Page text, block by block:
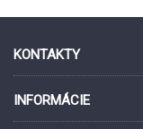
KONTAKTY
INFORMÁCIE